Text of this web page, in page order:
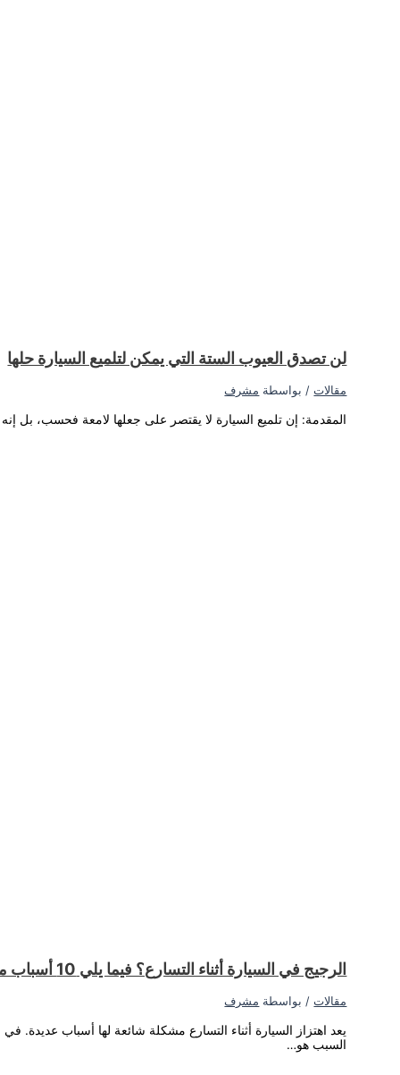
الجزء الخارجي من السيارة...
نقص سائل ناقل الحركة أو الحاجة إلى ضبط المحرك. ومع ذلك، قد يكون